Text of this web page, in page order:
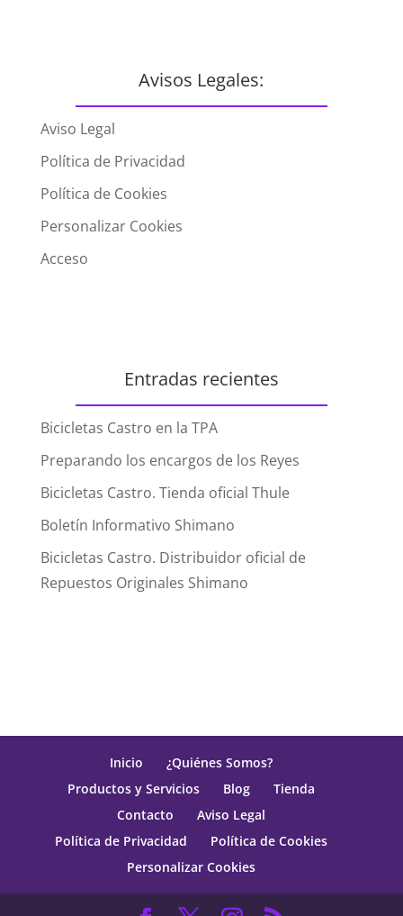
Avisos Legales:
Aviso Legal
Política de Privacidad
Política de Cookies
Personalizar Cookies
Acceso
Entradas recientes
Bicicletas Castro en la TPA
Preparando los encargos de los Reyes
Bicicletas Castro. Tienda oficial Thule
Boletín Informativo Shimano
Bicicletas Castro. Distribuidor oficial de
Repuestos Originales Shimano
Inicio
¿Quiénes Somos?
Productos y Servicios
Blog
Tienda
Contacto
Aviso Legal
Política de Privacidad
Política de Cookies
Personalizar Cookies